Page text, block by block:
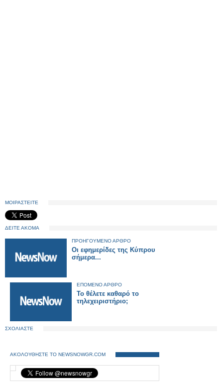
ΜΟΙΡΑΣΤΕΙΤΕ
ΔΕΙΤΕ ΑΚΟΜΑ
ΠΡΟΗΓΟΥΜΕΝΟ ΑΡΘΡΟ
Οι εφημερίδες της Κύπρου
σήμερα...
ΕΠΟΜΕΝΟ ΑΡΘΡΟ
Το θέλετε καθαρό το
τηλεχειριστήριο;
ΣΧΟΛΙΑΣΤΕ
ΑΚΟΛΟΥΘΗΣΤΕ ΤΟ NEWSNOWGR.COM